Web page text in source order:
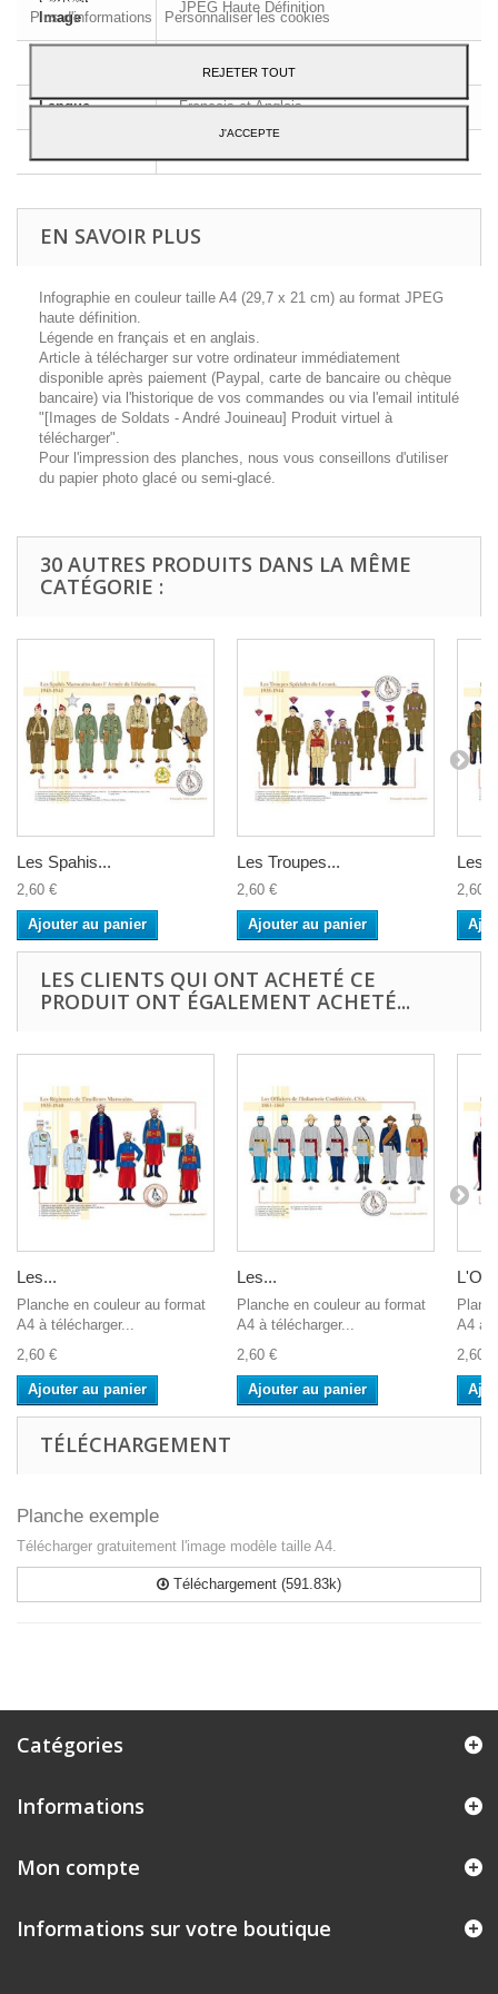
Image
JPEG Haute Définition
Langue Français et Anglais
EN SAVOIR PLUS
Infographie en couleur taille A4 (29,7 x 21 cm) au format JPEG
haute définition.
Légende en français et en anglais.
Article à télécharger sur votre ordinateur immédiatement
disponible après paiement (Paypal, carte de bancaire ou chèque
bancaire) via l'historique de vos commandes ou via l'email intitulé
"[Images de Soldats - André Jouineau] Produit virtuel à
télécharger".
Pour l'impression des planches, nous vous conseillons d'utiliser
du papier photo glacé ou semi-glacé.
30 AUTRES PRODUITS DANS LA MÊME
CATÉGORIE :
Les Spahis...
2,60 €
Ajouter au panier
Les Troupes...
2,60 €
Ajouter au panier
Les
2,60 €
LES CLIENTS QUI ONT ACHETÉ CE
PRODUIT ONT ÉGALEMENT ACHETÉ...
Les...
Planche en couleur au format
A4 à télécharger...
2,60 €
Ajouter au panier
Les...
Planche en couleur au format
A4 à télécharger...
2,60 €
Ajouter au panier
A4 à
2,60 €
TÉLÉCHARGEMENT
Planche exemple
Télécharger gratuitement l'image modèle taille A4.
Téléchargement (591.83k)
Catégories
Informations
Mon compte
Informations sur votre boutique
Plus d'informations
Personnaliser les cookies
REJETER TOUT
J'ACCEPTE